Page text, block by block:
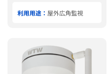
利用用途： 屋外広角監視